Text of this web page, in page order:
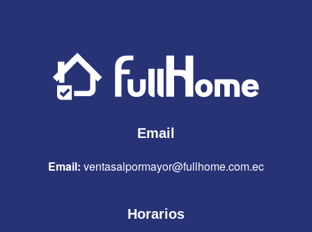
Email
Email: ventasalpormayor@fullhome.com.ec
Horarios